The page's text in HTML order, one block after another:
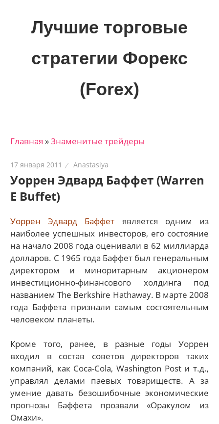
Лучшие торговые
стратегии Форекс
(Forex)
трейдеров
финансовых
рынках:
стратегии,
новости…
Главная »Знаменитые трейдеры
17 января 2011 Anastasiya
Уоррен Эдвард Баффет (Warren
E Buffet)
Уоррен Эдвард Баффет является одним из
наиболее успешных инвесторов, его состояние
на начало 2008 года оценивали в 62 миллиарда
долларов. С 1965 года Баффет был генеральным
директором и миноритарным акционером
инвестиционно-финансового холдинга под
названием The Berkshire Hathaway. В марте 2008
года Баффета признали самым состоятельным
человеком планеты.
Кроме того, ранее, в разные годы Уоррен
входил в состав советов директоров таких
компаний, как Coca-Cola, Washington Post и т.д.,
управлял делами паевых товариществ. А за
умение давать безошибочные экономические
прогнозы Баффета прозвали «Оракулом из
Омахи».